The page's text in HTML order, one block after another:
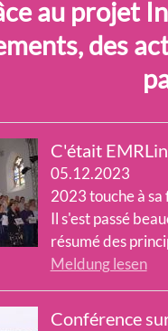
au projet
des
C'était
05.12.2023
2023 touche à
Il s'est passé
résumé des
Meldung lesen
Conférence